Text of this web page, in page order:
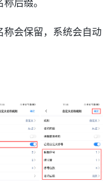
后缀。
称会保留，系统会自动